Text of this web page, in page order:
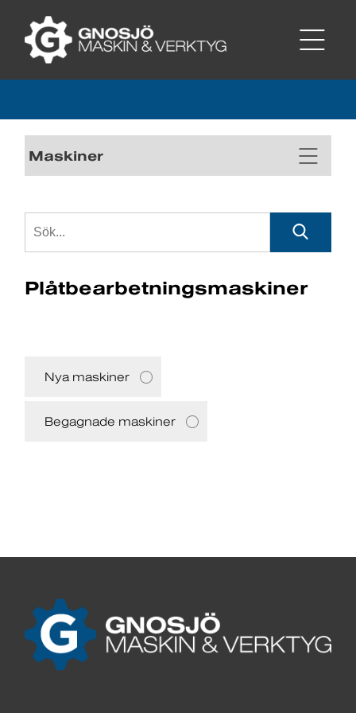
Maskiner
Plåtbearbetningsmaskiner
Nya maskiner
Begagnade maskiner